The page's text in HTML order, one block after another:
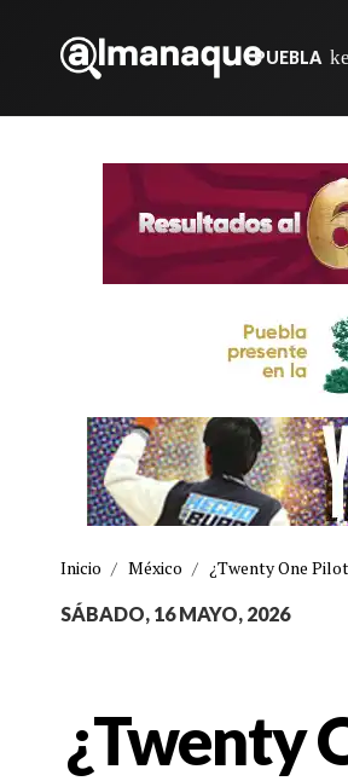
PUEBLA
Inicio / México / ¿Twenty One
SÁBADO, 16 MAYO, 2026
¿Twenty